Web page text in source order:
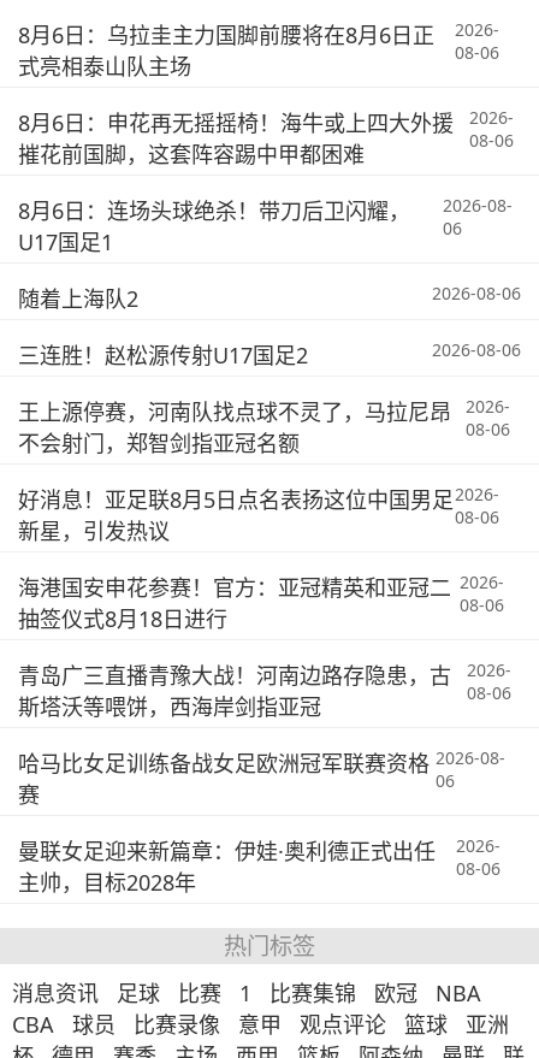
8月6日：乌拉圭主力国脚前腰将在8月6日正
式亮相泰山队主场
2026-
08-06
8月6日：申花再无摇摇椅！海牛或上四大外援
摧花前国脚，这套阵容踢中甲都困难
2026-
08-06
8月6日：连场头球绝杀！带刀后卫闪耀，
U17国足1
2026-08-
06
随着上海队2 2026-08-06
三连胜！赵松源传射U17国足2 2026-08-06
王上源停赛，河南队找点球不灵了，马拉尼昂
不会射门，郑智剑指亚冠名额
2026-
08-06
好消息！亚足联8月5日点名表扬这位中国男足
新星，引发热议
2026-
08-06
海港国安申花参赛！官方：亚冠精英和亚冠二
抽签仪式8月18日进行
2026-
08-06
青岛广三直播青豫大战！河南边路存隐患，古
斯塔沃等喂饼，西海岸剑指亚冠
2026-
08-06
哈马比女足训练备战女足欧洲冠军联赛资格
赛
2026-08-
06
曼联女足迎来新篇章：伊娃·奥利德正式出任
主帅，目标2028年
2026-
08-06
热门标签
消息资讯 足球 比赛 1 比赛集锦 欧冠
NBA
CBA
球员 比赛录像 意甲 观点评论 篮球
亚洲